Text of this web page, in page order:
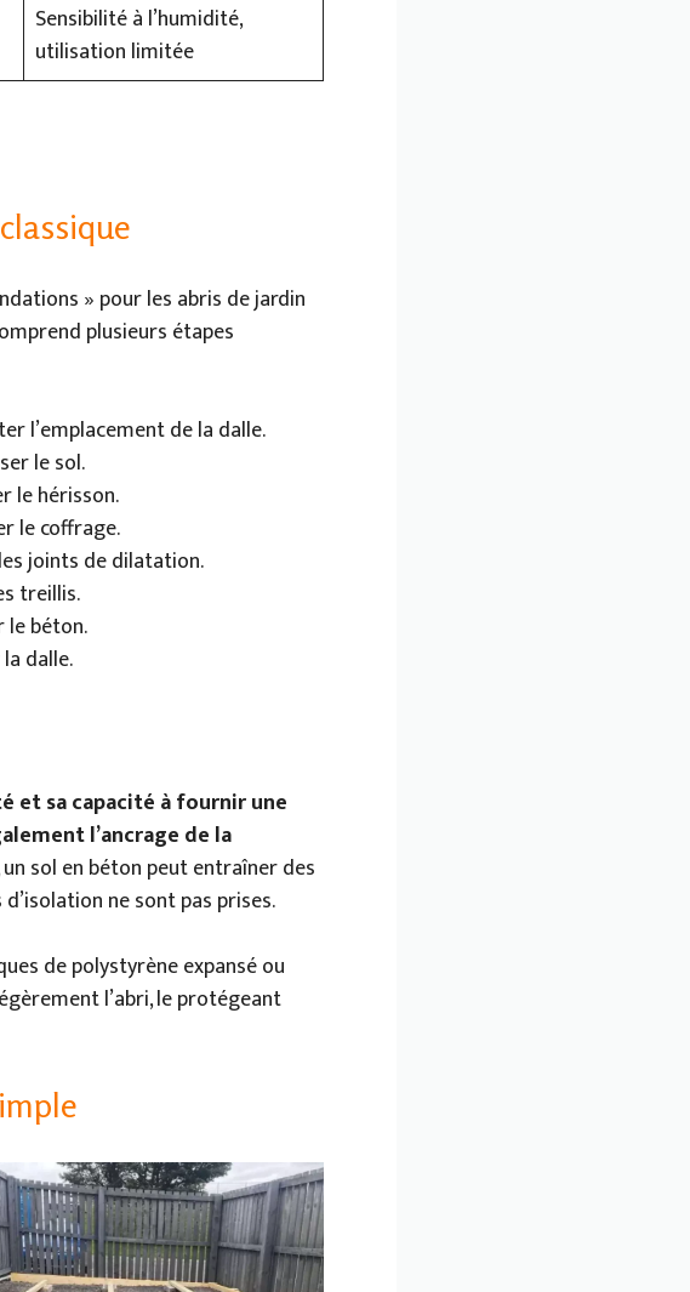
Sensibilité à l’humidité,
utilisation limitée
» pour les abris de jardin
plusieurs étapes
l’emplacement de la dalle.
le sol.
le hérisson.
le coffrage.
joints de dilatation.
treillis.
le béton.
dalle.
et sa capacité à fournir une
l’ancrage de la
sol en béton peut entraîner des
ne sont pas prises.
de polystyrène expansé ou
l’abri, le protégeant